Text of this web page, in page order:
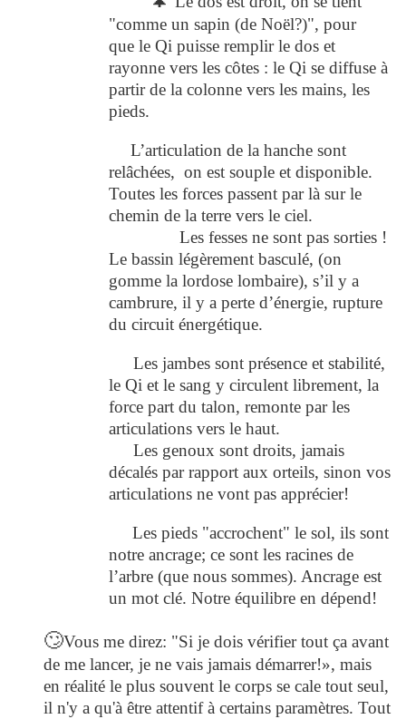
"comme un sapin (de Noël?)", pour
que le Qi puisse remplir le dos et
rayonne vers les côtes : le Qi se diffuse à
partir de la colonne vers les mains, les
pieds.
L’articulation de la hanche sont
relâchées, on est souple et disponible.
Toutes les forces passent par là sur le
chemin de la terre vers le ciel.
Les fesses ne sont pas sorties !
Le bassin légèrement basculé, (on
gomme la lordose lombaire), s’il y a
cambrure, il y a perte d’énergie, rupture
du circuit énergétique.
Les jambes sont présence et stabilité,
le Qi et le sang y circulent librement, la
force part du talon, remonte par les
articulations vers le haut.
Les genoux sont droits, jamais
décalés par rapport aux orteils, sinon vos
articulations ne vont pas apprécier!
Les pieds "accrochent" le sol, ils sont
notre ancrage; ce sont les racines de
l’arbre (que nous sommes). Ancrage est
un mot clé. Notre équilibre en dépend!
🙄Vous me direz: "Si je dois vérifier tout ça avant
de me lancer, je ne vais jamais démarrer!», mais
en réalité le plus souvent le corps se cale tout seul,
il n'y a qu'à être attentif à certains paramètres. Tout